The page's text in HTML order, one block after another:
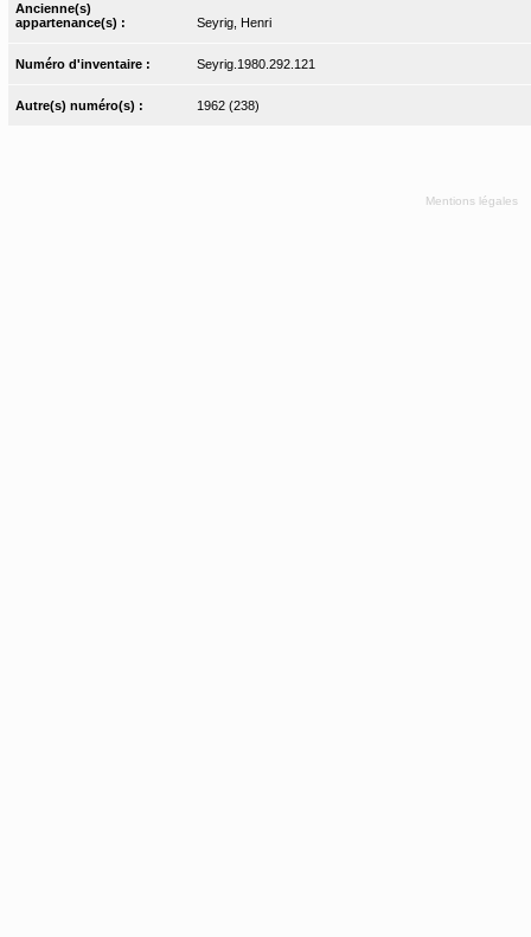
Ancienne(s)
appartenance(s) :
Seyrig, Henri
Numéro d'inventaire : Seyrig.1980.292.121
Autre(s) numéro(s) : 1962 (238)
Mentions légales